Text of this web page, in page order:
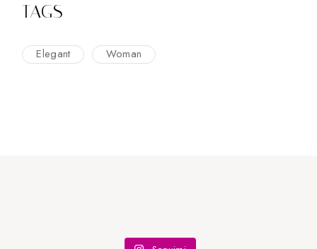
TAGS
Elegant Woman